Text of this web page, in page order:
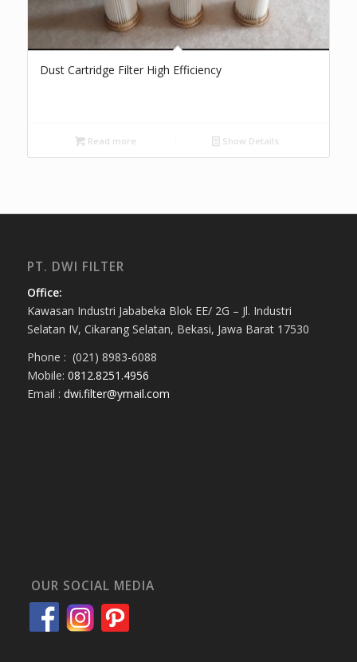
Dust Cartridge Filter High Efficiency
Read more Show Details
PT. DWI FILTER
Office:
Kawasan Industri Jababeka Blok EE/ 2G – Jl. Industri
Selatan IV, Cikarang Selatan, Bekasi, Jawa Barat 17530
Phone : (021) 8983-6088
Mobile: 0812.8251.4956
Email : dwi.filter@ymail.com
OUR SOCIAL MEDIA